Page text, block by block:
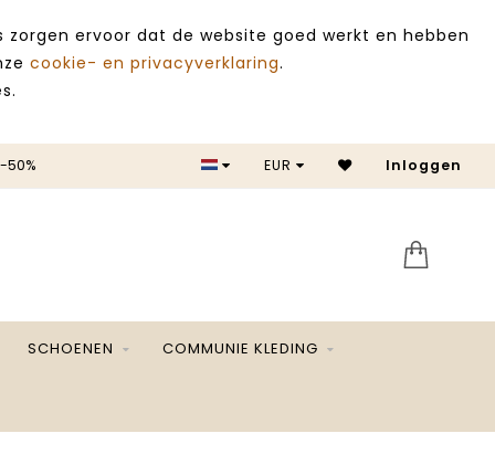
ervoor dat de website goed werkt en hebben
cookie- en privacyverklaring.
50% SALE
EUR Inloggen
SCHOENEN COMMUNIE KLEDING